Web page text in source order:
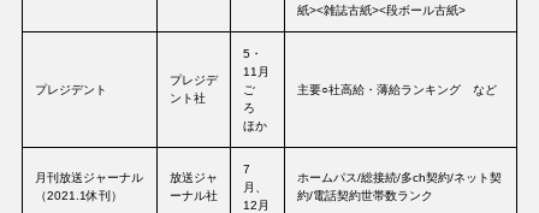
紙><雑誌古紙><段ボール古紙>
プレジデント
プレジデ
ント社
5・
11月
ご
ろ
ほか
主要○社高給・薄給ランキング など
月刊放送ジャーナル
（2021.1休刊）
放送ジャ
ーナル社
7
月、
12月
ホームパス/総接続/多ch契約/ネット契
約/電話契約世帯数ランク